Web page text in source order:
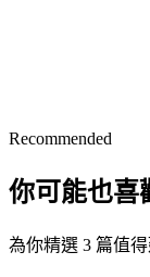
Recommended
你可能也喜
為你精選 3 篇值